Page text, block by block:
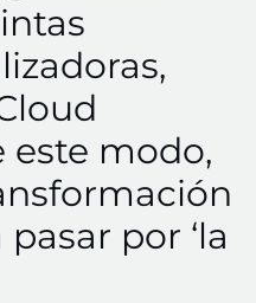
este modo,
por ‘la